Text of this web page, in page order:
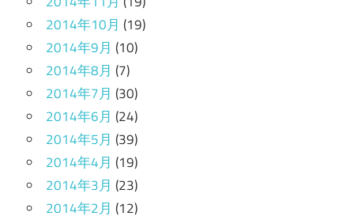
2014年10月 (19)
2014年9月 (10)
2014年8月 (7)
2014年7月 (30)
2014年6月 (24)
2014年5月 (39)
2014年4月 (19)
2014年3月 (23)
2014年2月 (12)